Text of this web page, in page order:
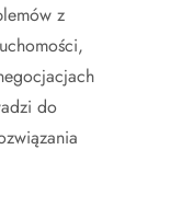
z
do